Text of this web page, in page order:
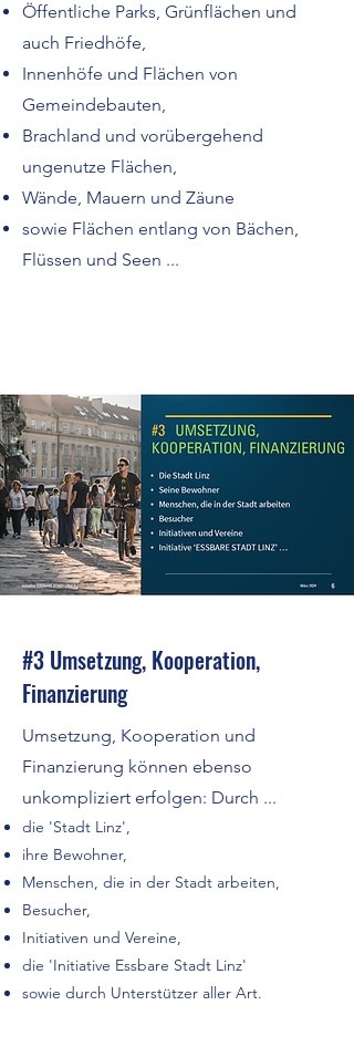
Öffentliche Parks, Grünflächen und
auch Friedhöfe,
Innenhöfe und Flächen von
Gemeindebauten,
Brachland und vorübergehend
ungenutze Flächen,
Wände, Mauern und Zäune
sowie Flächen entlang von Bächen,
Flüssen und Seen ...
#3 Umsetzung, Kooperation,
Finanzierung
Umsetzung, Kooperation und
Finanzierung können ebenso
unkompliziert erfolgen: Durch ...
die 'Stadt Linz',
ihre Bewohner,
Menschen, die in der Stadt arbeiten,
Besucher,
Initiativen und Vereine,
die 'Initiative Essbare Stadt Linz'
sowie durch Unterstützer aller Art.